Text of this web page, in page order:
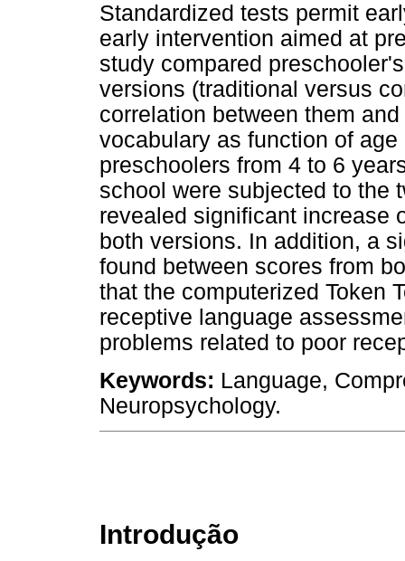
Standardized tests permit
early intervention aimed at
study compared
versions (traditional versus
correlation between them
vocabulary as function of
preschoolers from 4 to 6
school were subjected to the
revealed significant increase
both versions. In addition, a
found between scores from
that the computerized Token
receptive language
problems related to poor
Keywords: Language,
Neuropsychology.
Introdução